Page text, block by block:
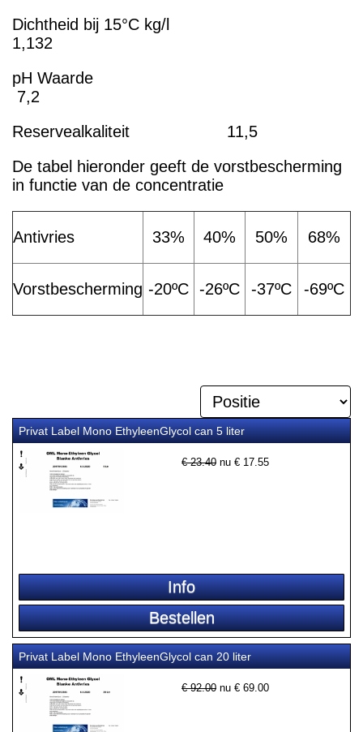
Dichtheid bij 15°C kg/l
1,132
pH Waarde
7,2
Reservealkaliteit 11,5
De tabel hieronder geeft de vorstbescherming
in functie van de concentratie
Antivries 33% 40% 50% 68%
Vorstbescherming -20ºC -26ºC -37ºC -69ºC
Privat Label Mono EthyleenGlycol can 5 liter
€ 23.40 nu € 17.55
Privat Label Mono EthyleenGlycol can 20 liter
€ 92.00 nu € 69.00